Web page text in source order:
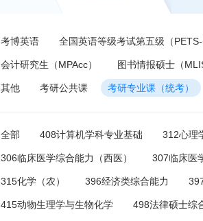
考博英语 全国英语等级考试第五级（PETS-
会计研究生（MPAcc） 图书情报硕士（
其他 考研公共课 考研专业课（统考）
全部 408计算机学科专业基础 312心理
306临床医学综合能力（西医） 307临床医
315化学（农） 396经济类综合能力
415动物生理学与生物化学 498法律硕士综